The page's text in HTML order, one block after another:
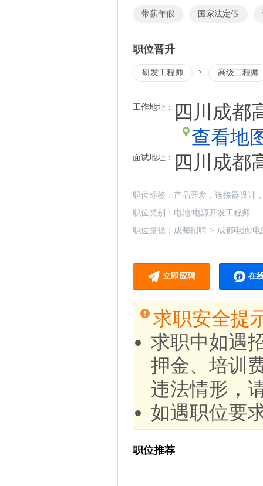
带薪年假 国家法定假
职位晋升
研发工程师 > 高级工程师
工作地址：
四川成都
查看地
面试地址： 四川成都
职位标签： 产品开发 ; 连接器设计 ;
职位类别： 电池/电源开发工程师
职位路径： 成都招聘 > 成都电池/
立即应聘 在
求职安全提
求职中如遇
押金、培训
违法情形，
如遇职位要
职位推荐